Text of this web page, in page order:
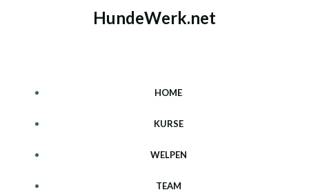
HundeWerk.net
HOME
KURSE
WELPEN
TEAM